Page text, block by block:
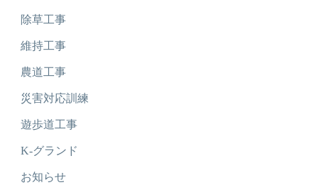
除草工事
維持工事
農道工事
災害対応訓練
遊歩道工事
K-グランド
お知らせ